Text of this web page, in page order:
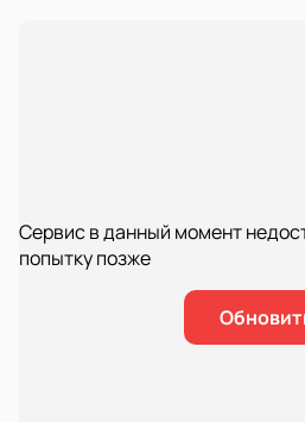
Сервис в данный момент
попытку позже